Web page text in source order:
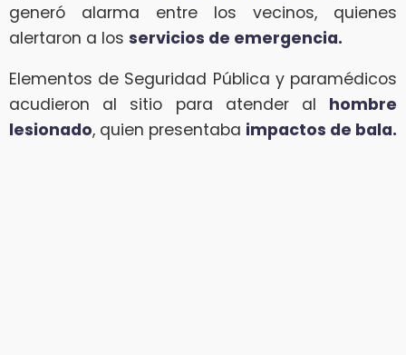
generó alarma entre los vecinos, quienes
alertaron a los servicios de emergencia.
Elementos de Seguridad Pública y paramédicos
acudieron al sitio para atender al hombre
lesionado, quien presentaba impactos de bala.